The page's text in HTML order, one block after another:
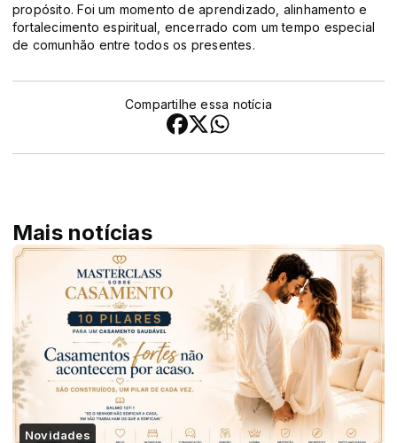
propósito. Foi um momento de aprendizado, alinhamento e
fortalecimento espiritual, encerrado com um tempo especial
de comunhão entre todos os presentes.
Compartilhe essa notícia
Mais notícias
Novidades